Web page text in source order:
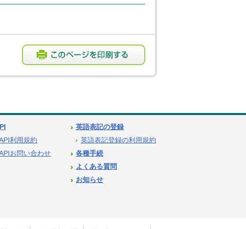
利用規約
お問い合わせ
英語表記の登録
英語表記登録の利用規約
各種手続
よくある質問
お知らせ